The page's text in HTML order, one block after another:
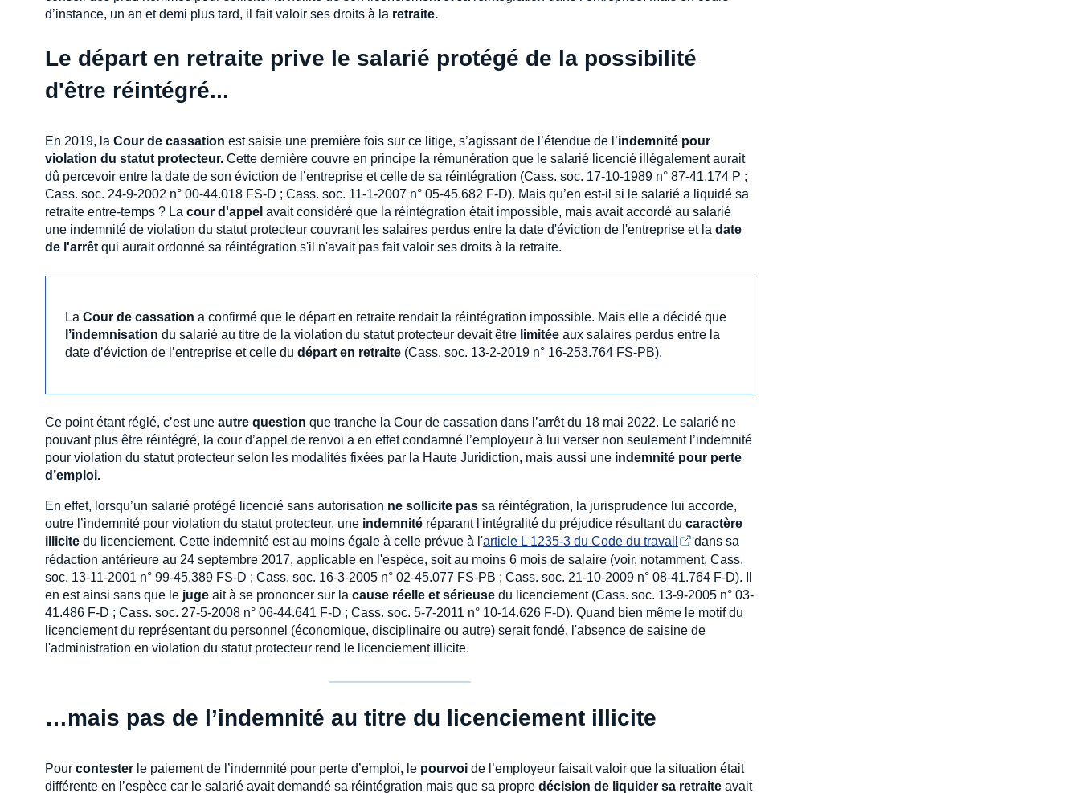
d’instance, un an et demi plus tard, il fait valoir ses droits à la retraite.
Le départ en retraite prive le salarié protégé de la possibilité
d'être réintégré...
En 2019, la Cour de cassation est saisie une première fois sur ce litige, s’agissant de l’étendue de l’indemnité pour
violation du statut protecteur. Cette dernière couvre en principe la rémunération que le salarié licencié illégalement aurait
dû percevoir entre la date de son éviction de l’entreprise et celle de sa réintégration (Cass. soc. 17-10-1989 n° 87-41.174 P ;
Cass. soc. 24-9-2002 n° 00-44.018 FS-D ; Cass. soc. 11-1-2007 n° 05-45.682 F-D). Mais qu’en est-il si le salarié a liquidé sa
retraite entre-temps ? La cour d'appel avait considéré que la réintégration était impossible, mais avait accordé au salarié
une indemnité de violation du statut protecteur couvrant les salaires perdus entre la date d'éviction de l'entreprise et la date
de l'arrêt qui aurait ordonné sa réintégration s'il n'avait pas fait valoir ses droits à la retraite.
La Cour de cassation a confirmé que le départ en retraite rendait la réintégration impossible. Mais elle a décidé que
l’indemnisation du salarié au titre de la violation du statut protecteur devait être limitée aux salaires perdus entre la
date d’éviction de l’entreprise et celle du départ en retraite (Cass. soc. 13-2-2019 n° 16-253.764 FS-PB).
Ce point étant réglé, c’est une autre question que tranche la Cour de cassation dans l’arrêt du 18 mai 2022. Le salarié ne
pouvant plus être réintégré, la cour d’appel de renvoi a en effet condamné l’employeur à lui verser non seulement l’indemnité
pour violation du statut protecteur selon les modalités fixées par la Haute Juridiction, mais aussi une indemnité pour perte
d’emploi.
En effet, lorsqu’un salarié protégé licencié sans autorisation ne sollicite pas sa réintégration, la jurisprudence lui accorde,
outre l’indemnité pour violation du statut protecteur, une indemnité réparant l'intégralité du préjudice résultant du caractère
illicite du licenciement. Cette indemnité est au moins égale à celle prévue à l'article L 1235-3 du Code du travail
dans sa
rédaction antérieure au 24 septembre 2017, applicable en l'espèce, soit au moins 6 mois de salaire (voir, notamment, Cass.
soc. 13-11-2001 n° 99-45.389 FS-D ; Cass. soc. 16-3-2005 n° 02-45.077 FS-PB ; Cass. soc. 21-10-2009 n° 08-41.764 F-D). Il
en est ainsi sans que le juge ait à se prononcer sur la cause réelle et sérieuse du licenciement (Cass. soc. 13-9-2005 n° 03-
41.486 F-D ; Cass. soc. 27-5-2008 n° 06-44.641 F-D ; Cass. soc. 5-7-2011 n° 10-14.626 F-D). Quand bien même le motif du
licenciement du représentant du personnel (économique, disciplinaire ou autre) serait fondé, l'absence de saisine de
l'administration en violation du statut protecteur rend le licenciement illicite.
…mais pas de l’indemnité au titre du licenciement illicite
Pour contester le paiement de l’indemnité pour perte d’emploi, le pourvoi de l’employeur faisait valoir que la situation était
différente en l’espèce car le salarié avait demandé sa réintégration mais que sa propre décision de liquider sa retraite avait